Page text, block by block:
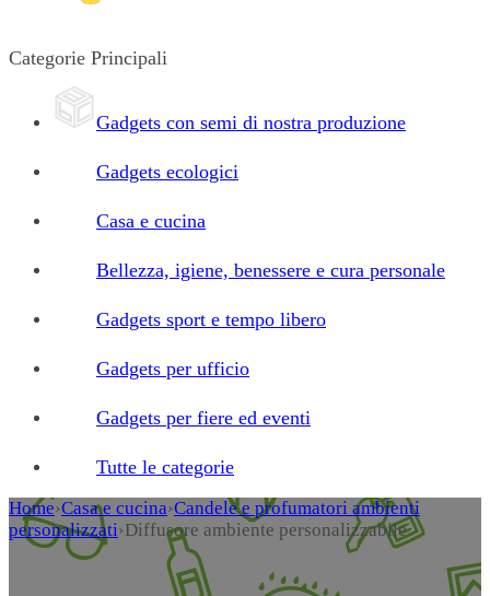
Categorie Principali
Gadgets con semi di nostra produzione
Gadgets ecologici
Casa e cucina
Bellezza, igiene, benessere e cura personale
Gadgets sport e tempo libero
Gadgets per ufficio
Gadgets per fiere ed eventi
Tutte le categorie
Home›Casa e cucina›Candele e profumatori ambienti
personalizzati›Diffusore ambiente personalizzabile